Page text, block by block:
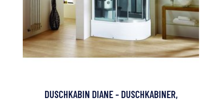
DUSCHKABIN DIANE - DUSCHKABINER,